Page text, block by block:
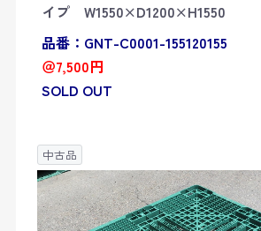
イプ W1550×D1200×H1550
品番：GNT-C0001-155120155
＠7,500円
SOLD OUT
中古品